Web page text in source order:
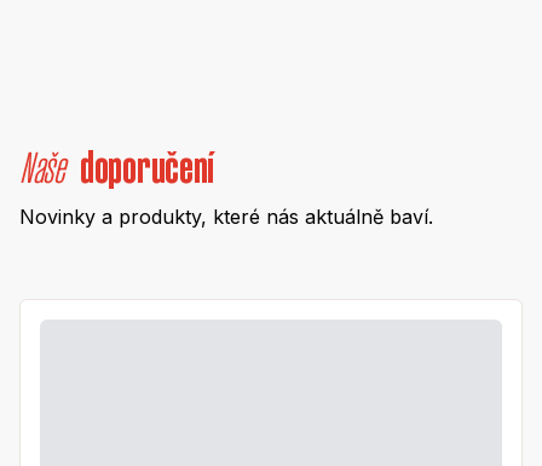
Naše doporučení
Novinky a produkty, které nás aktuálně baví.